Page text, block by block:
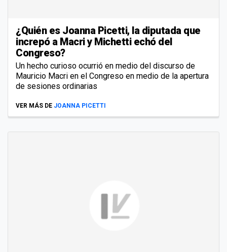
¿Quién es Joanna Picetti, la diputada que
increpó a Macri y Michetti echó del
Congreso?
Un hecho curioso ocurrió en medio del discurso de
Mauricio Macri en el Congreso en medio de la apertura
de sesiones ordinarias
VER MÁS DE JOANNA PICETTI